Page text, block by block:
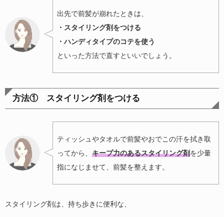
出先で前髪が崩れたときは、
・スタイリング剤をつける
・ハンディタイプのコテを使う
といった方法で直すといいでしょう。
方法① スタイリング剤をつける
ティッシュやタオルで前髪やおでこの汗を拭き取
ってから、 キープ力のあるスタイリング剤を少量
指になじませて、前髪を整えます。
スタイリング剤は、持ち歩きに便利な、